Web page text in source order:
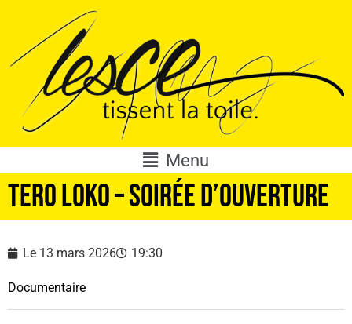
Menu
Tero Loko – Soirée d’ouverture
Le 13 mars 2026 19:30
Documentaire